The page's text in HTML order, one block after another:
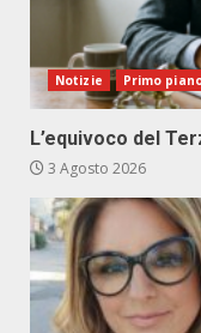
Notizie Primo
L’equivoco del
3 Agosto 2026